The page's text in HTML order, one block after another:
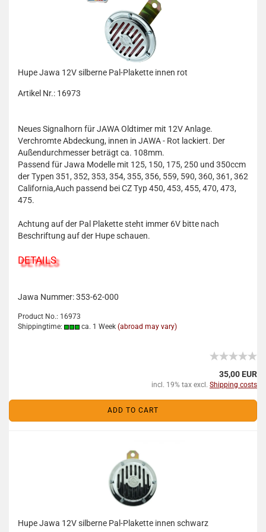
Hupe Jawa 12V silberne Pal-Plakette innen rot
Artikel Nr.: 16973
Neues Signalhorn für JAWA Oldtimer mit 12V Anlage.
Verchromte Abdeckung, innen in JAWA - Rot lackiert. Der
Außendurchmesser beträgt ca. 108mm.
Passend für Jawa Modelle mit 125, 150, 175, 250 und 350ccm
der Typen 351, 352, 353, 354, 355, 356, 559, 590, 360, 361, 362
California,Auch passend bei CZ Typ 450, 453, 455, 470, 473,
475.
Achtung auf der Pal Plakette steht immer 6V bitte nach
Beschriftung auf der Hupe schauen.
DETAILS
Jawa Nummer: 353-62-000
Product No.: 16973
Shippingtime:
ca. 1 Week (abroad may vary)
35,00 EUR
incl. 19% tax excl. Shipping costs
ADD TO CART
Hupe Jawa 12V silberne Pal-Plakette innen schwarz